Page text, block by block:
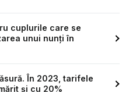
cuplurile care se
unui nunți în
În 2023, tarifele
și cu 20%